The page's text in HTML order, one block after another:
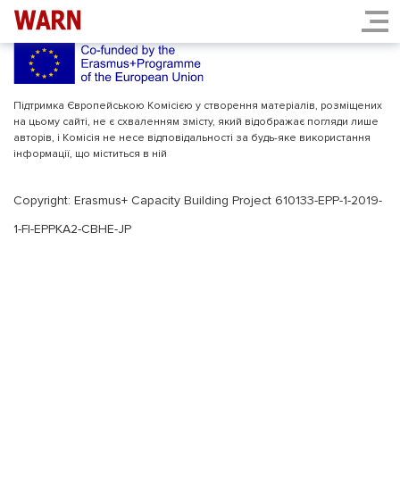
INDEX.PHP
Підтримка Європейською Комісією у створення матеріалів, розміщених
на цьому сайті, не є схваленням змісту, який відображає погляди лише
авторів, і Комісія не несе відповідальності за будь-яке використання
інформації, що міститься в ній
Copyright: Erasmus+ Capacity Building Project 610133-EPP-1-2019-
1-FI-EPPKA2-CBHE-JP